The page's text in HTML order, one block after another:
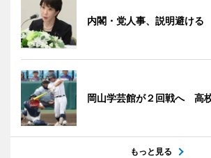
内閣・党人事、説明避ける
岡山学芸館が２回戦へ 高
もっと見る